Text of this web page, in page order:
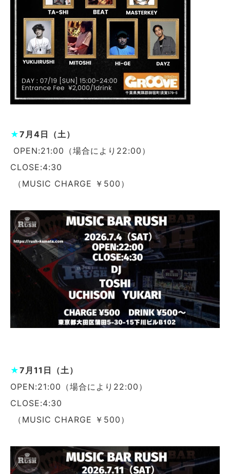
★7月4日（土）
OPEN:21:00（場合により22:00）
CLOSE:4:30
（MUSIC CHARGE ￥500）
★7月11日（土）
OPEN:21:00（場合により22:00）
CLOSE:4:30
（MUSIC CHARGE ￥500）